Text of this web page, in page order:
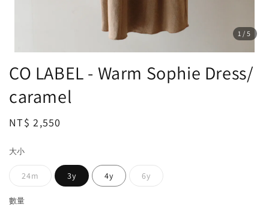
1 /5
CO LABEL - Warm Sophie Dress/
caramel
Regular
NT$ 2,550
大小
24m 3y 4y 6y
數量